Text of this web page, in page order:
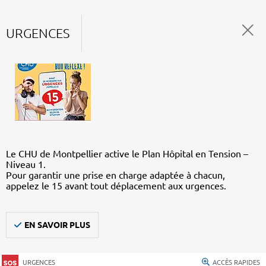
URGENCES
Le CHU de Montpellier active le Plan Hôpital en Tension –
Niveau 1.
Pour garantir une prise en charge adaptée à chacun,
appelez le 15 avant tout déplacement aux urgences.
EN SAVOIR PLUS
URGENCES ACCÈS RAPIDES